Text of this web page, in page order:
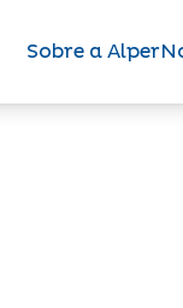
Sobre a Alper